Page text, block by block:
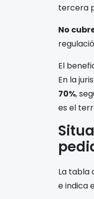
tercera
No
El
En la
70%,
es el
La tabla
e indica